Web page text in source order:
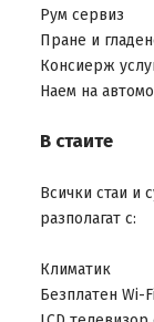
Рум сервиз
Пране и
Консиерж
Наем на
В стаите
Всички стаи и
разполагат с:
Климатик
Безплатен Wi-Fi